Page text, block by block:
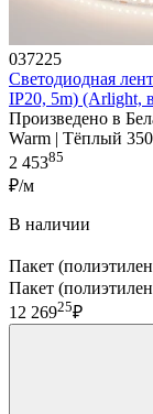
037225
Светодиодная
IP20, 5m) (Arlight,
Произведено в
Warm | Тёплый
2 45385
₽/м
В наличии
Пакет
Пакет
12 26925₽